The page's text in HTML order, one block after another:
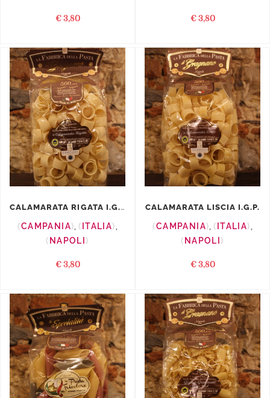
€ 3,80 € 3,80
CALAMARATA RIGATA I.G.P.
CAMPANIA
ITALIA
NAPOLI
€ 3,80
CALAMARATA LISCIA I.G.P.
CAMPANIA ITALIA
NAPOLI
€ 3,80